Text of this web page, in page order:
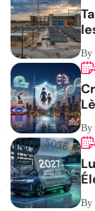
By
By
By